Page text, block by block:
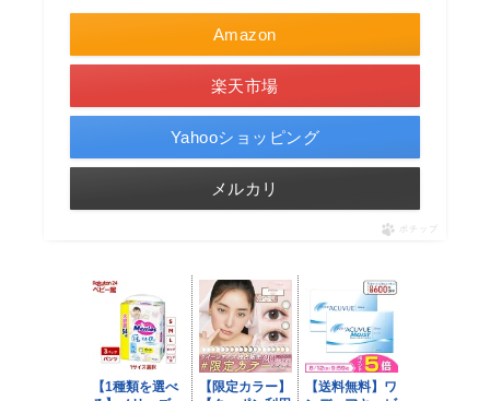
Amazon
楽天市場
Yahooショッピング
メルカリ
ポチップ